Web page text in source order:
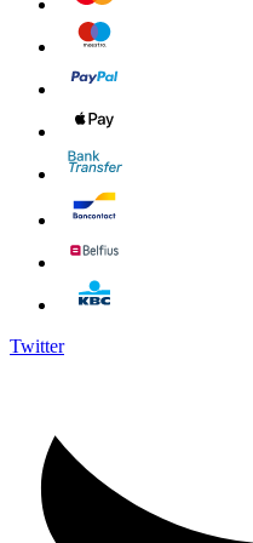
Twitter